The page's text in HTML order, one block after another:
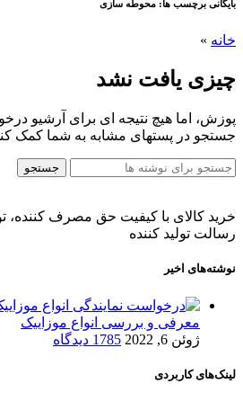
بایگانی برچسب ها: محوطه سازی
خانه »
چیزی یافت نشد
پوزش، اما هیچ نتیجه ای برای آرشیو
جستجو در پستهای مشابه به شما کمک
جستجو
خرید کالای با کیفیت حق مصرف کننده،
رسالت تولید کننده
نوشته‌های اخیر
معرفی و بررسی انواع موزاییک
ژوئن 6, 2022
1785 دیدگاه
لینک‌های کاربردی